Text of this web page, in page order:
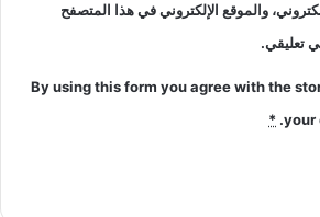
والموقع الإلكتروني في هذا المتصفح
تعليقي.
By using this form you agree with the
your
*